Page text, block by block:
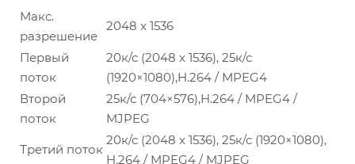
Макс.
разрешение
2048 x 1536
Первый
поток
20к/с (2048 x 1536), 25к/с
(1920×1080),H.264 / MPEG4
Второй
поток
25к/с (704×576),H.264 / MPEG4 /
MJPEG
Третий поток
20к/с (2048 x 1536), 25к/с (1920×1080),
H.264 / MPEG4 / MJPEG